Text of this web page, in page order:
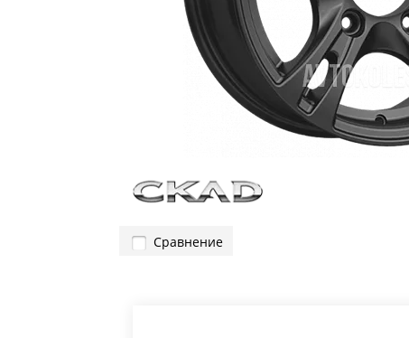
Сравнение